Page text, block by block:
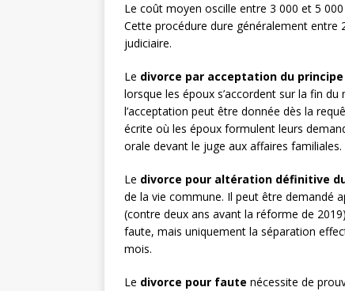
Le coût moyen oscille entre 3 000 et 5
Cette procédure dure généralement entre
judiciaire.
Le divorce par acceptation du
lorsque les époux s’accordent sur la fin
l’acceptation peut être donnée dès la
écrite où les époux formulent leurs
orale devant le juge aux affaires
Le divorce pour altération définitive
de la vie commune. Il peut être demandé
(contre deux ans avant la réforme de
faute, mais uniquement la séparation
mois.
Le divorce pour faute nécessite de